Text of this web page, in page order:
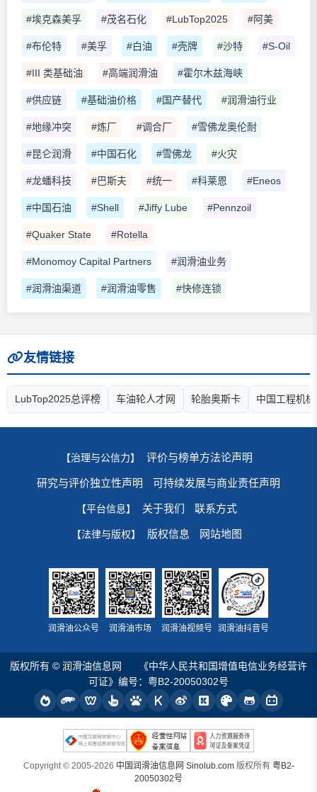
#埃克森美孚 #茂名石化 #LubTop2025 #阿美
#布伦特 #美孚 #白油 #壳牌 #沙特 #S-Oil
#III 类基础油 #高端润滑油 #霍尔木兹海峡
#供应链 #基础油价格 #国产替代 #润滑油行业
#地缘冲突 #炼厂 #调合厂 #雪佛龙奥伦耐
#昆仑润滑 #中国石化 #雪佛龙 #火灾
#龙蟠科技 #巴斯夫 #统一 #科莱恩 #Eneos
#中国石油 #Shell #Jiffy Lube #Pennzoil
#Quaker State #Rotella
#Monomoy Capital Partners #润滑油业务
#润滑油渠道 #润滑油零售 #快修连锁
友情链接
LubTop2025总评榜 车油轮人才网 轮胎奥斯卡 中国工程机
【治理与公信力】 评价与榜单方法论声明
研究与评价独立性声明 可持续发展与商业责任声明
【平台信息】 关于我们 联系方式
【法律与版权】 版权信息 网站地图
润滑油公众号 润滑油市场 润滑油视频号 润滑油抖音号
版权所有 © 润滑油信息网
《中华人民共和国增值电信业务经营许
可证》编号：粤B2-20050302号
Copyright © 2005-2026 中国润滑油信息网 Sinolub.com版权所有 粤B2-
20050302号